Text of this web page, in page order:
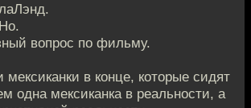
вопрос по фильму.
мексиканки в конце, которые сидят
одна мексиканка в реальности, а